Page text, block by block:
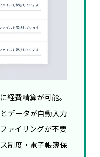
経費精算が可能。
データが自動入力
ァイリングが不要
制度・電子帳簿保